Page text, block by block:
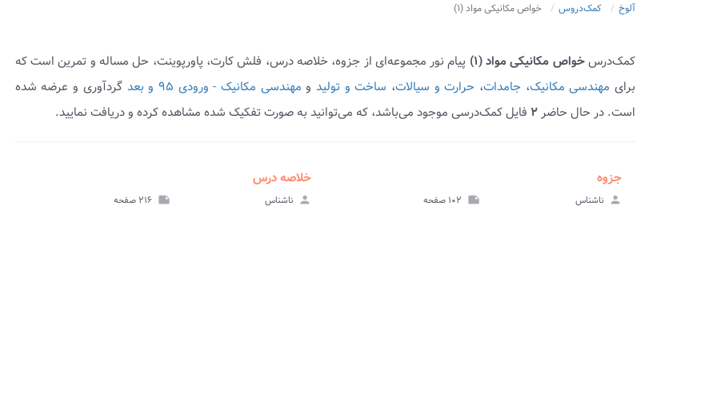
آلوخ کمک‌دروس خواص مکانیکی مواد (۱)
کمک‌درسخواص مکانیکی مواد (۱)
پیام نور مجموعه‌ای از جزوه، خلاصه درس، فلش کارت، پاورپوینت، حل مساله و تمرین است که
برای مهندسی مکانیک، جامدات، حرارت و سیالات، ساخت و تولید و مهندسی مکانیک - ورودی ۹۵ و بعد
گردآوری و عرضه شده
است. در حال حاضر۲ فایل کمک‌درسی موجود می‌باشد، که می‌توانید به صورت تفکیک شده مشاهده کرده و دریافت نمایید.
جزوه
person ناشناس note ۱۰۲ صفحه
خلاصه درس
person ناشناس note ۲۱۶ صفحه